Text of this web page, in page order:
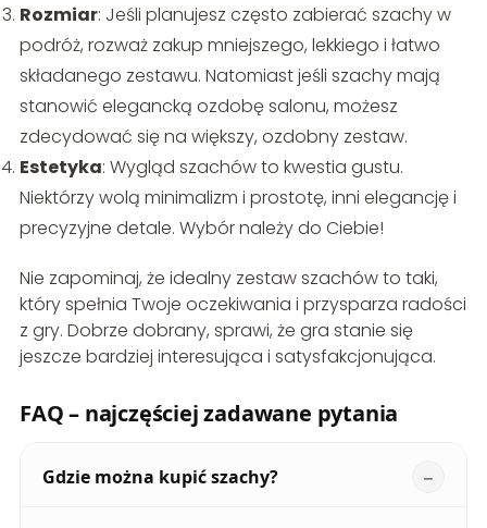
Rozmiar: Jeśli planujesz często zabierać szachy w
podróż, rozważ zakup mniejszego, lekkiego i łatwo
składanego zestawu. Natomiast jeśli szachy mają
stanowić elegancką ozdobę salonu, możesz
zdecydować się na większy, ozdobny zestaw.
Estetyka: Wygląd szachów to kwestia gustu.
Niektórzy wolą minimalizm i prostotę, inni elegancję i
precyzyjne detale. Wybór należy do Ciebie!
Nie zapominaj, że idealny zestaw szachów to taki,
który spełnia Twoje oczekiwania i przysparza radości
z gry. Dobrze dobrany, sprawi, że gra stanie się
jeszcze bardziej interesująca i satysfakcjonująca.
FAQ – najczęściej zadawane pytania
Gdzie można kupić szachy?